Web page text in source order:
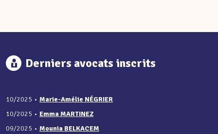
Derniers avocats inscrits
10/2025 • Marie-Amélie NÉGRIER
10/2025 • Emma MARTINEZ
09/2025 • Mounia BELKACEM